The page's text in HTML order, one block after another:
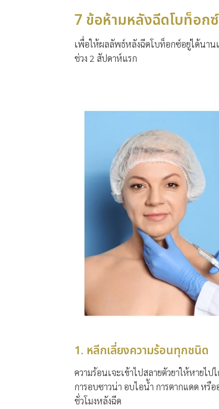
7 ข้อห้ามหลังฉีดโบท็อก
เพื่อให้ผลลัพธ์หลังฉีดโบท็อกซ์อยู่ได้นาน
ช่วง 2 สัปดาห์แรก
1. หลีกเลี่ยงความร้อนทุกชนิด
ความร้อนเจะเข้าไปสลายตัวยาให้หายไป
การอบซาวน่า อบไอน้ำ การตากแดด หรื
ชั่วโมงหลังฉีด